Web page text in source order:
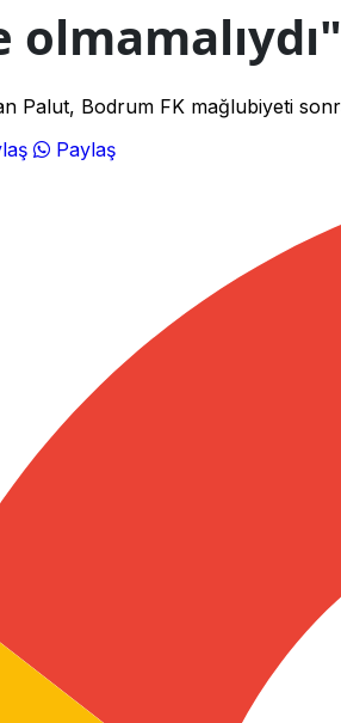
olmamalıydı"
Palut, Bodrum FK mağlubiyeti
Paylaş